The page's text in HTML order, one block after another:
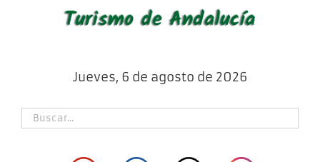
Jueves, 6 de agosto de 2026